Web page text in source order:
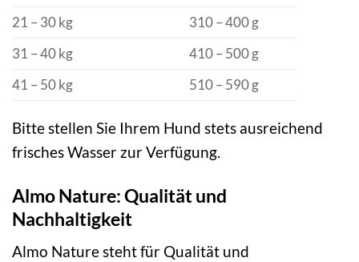
21 – 30 kg
310 – 400 g
31 – 40 kg
410 – 500 g
41 – 50 kg
510 – 590 g
Bitte stellen Sie Ihrem Hund stets ausreichend
frisches Wasser zur Verfügung.
Almo Nature: Qualität und
Nachhaltigkeit
Almo Nature steht für Qualität und